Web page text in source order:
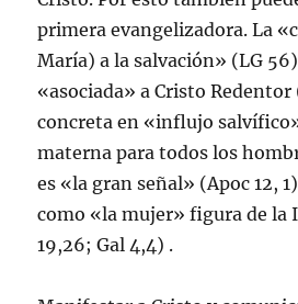
primera evangelizadora. La
Marí­a) a la salvación» (LG
«asociada» a Cristo Redentor
concreta en «influjo
materna para todos los
es «la gran señal» (Apoc 12,
como «la mujer» figura de la
19,26; Gal 4,4) .